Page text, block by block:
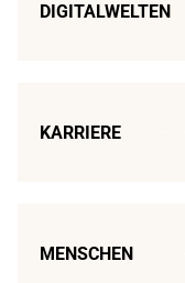
DIGITALWELTEN
KARRIERE
MENSCHEN